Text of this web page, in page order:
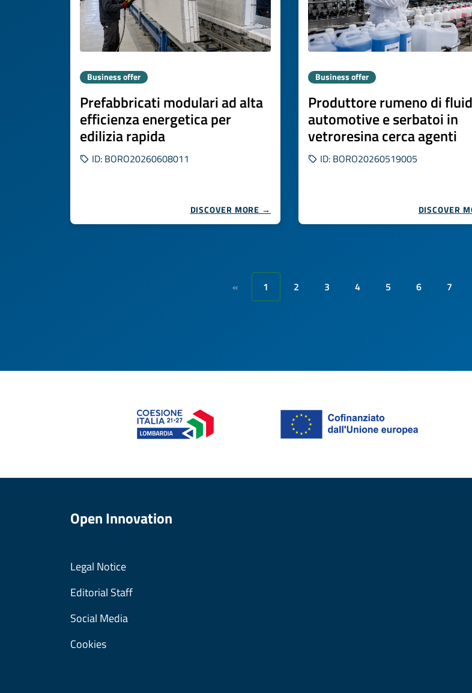
Business offer
Prefabbricati modulari ad alta
efficienza energetica per
edilizia rapida
ID: BORO20260608011
DISCOVER MORE →
Business offer
Produttore rumeno di
automotive e serbatoi in
vetroresina cerca agenti
ID: BORO20260519005
DISCOVER
« 1 2 3 4 5 6 7
Open Innovation
Legal Notice
Editorial Staff
Social Media
Cookies